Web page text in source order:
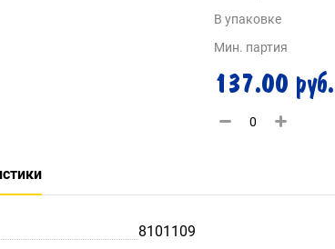
В упаковке
Мин. партия
137.00 руб.
8101109